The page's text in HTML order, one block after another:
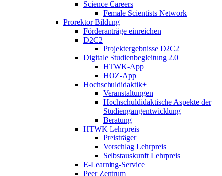
Science Careers
Female Scientists Network
Prorektor Bildung
Förderanträge einreichen
D2C2
Projektergebnisse D2C2
Digitale Studienbegleitung 2.0
HTWK-App
HOZ-App
Hochschuldidaktik+
Veranstaltungen
Hochschuldidaktische Aspekte der
Studiengangentwicklung
Beratung
HTWK Lehrpreis
Preisträger
Vorschlag Lehrpreis
Selbstauskunft Lehrpreis
E-Learning-Service
Peer Zentrum